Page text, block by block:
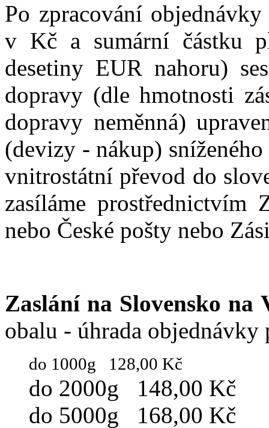
Po zpracování
v Kč a sumární částku
desetiny EUR nahoru)
dopravy (dle hmotnosti
dopravy neměnná)
(devizy - nákup)
vnitrostátní převod do
zasíláme prostřednictvím
nebo České pošty nebo
Zaslání na Slovensko na
obalu - úhrada objednávky
do 1000g 128,00 Kč
do 2000g 148,00 Kč
do 5000g 168,00 Kč